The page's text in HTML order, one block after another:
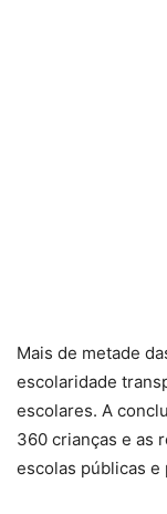
Mais de metade
escolaridade
escolares. A
360 crianças e as
escolas públicas e